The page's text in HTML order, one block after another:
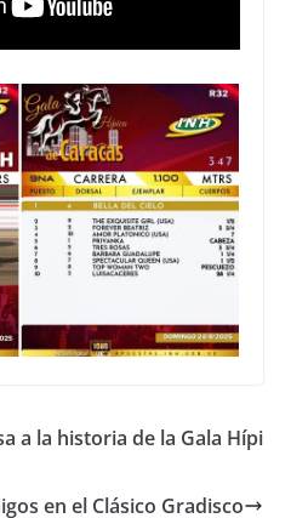
a la historia de la Gala Hípi
en el Clásico Gradisco